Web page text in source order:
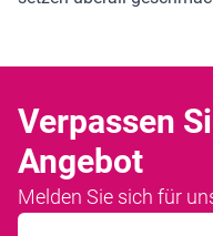
Verpassen
Angebot
Melden Sie sich für
E-Mailadresse